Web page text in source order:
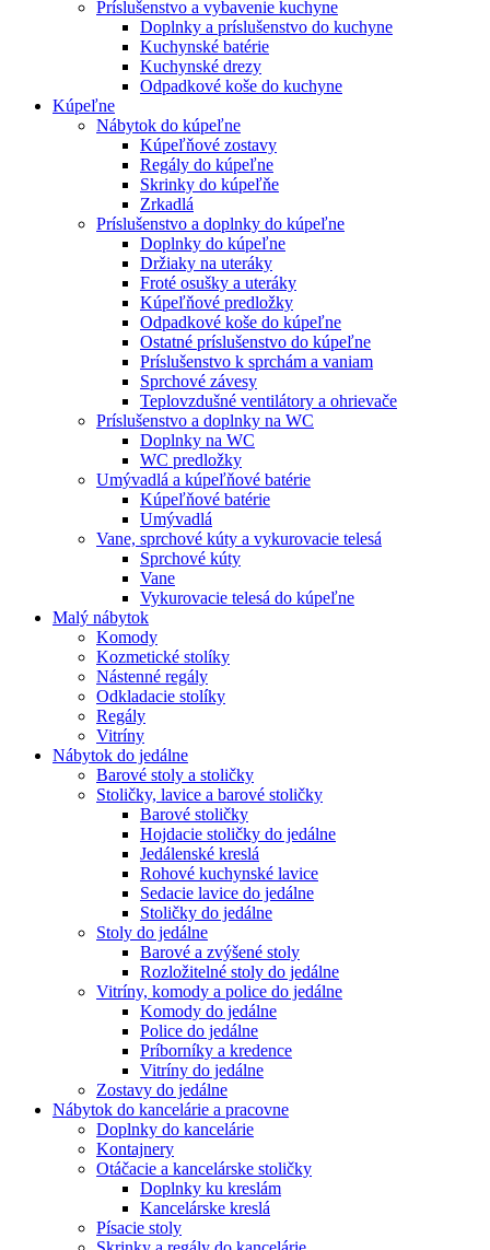
Príslušenstvo a vybavenie kuchyne
Doplnky a príslušenstvo do kuchyne
Kuchynské batérie
Kuchynské drezy
Odpadkové koše do kuchyne
Kúpeľne
Nábytok do kúpeľne
Kúpeľňové zostavy
Regály do kúpeľne
Skrinky do kúpeľňe
Zrkadlá
Príslušenstvo a doplnky do kúpeľne
Doplnky do kúpeľne
Držiaky na uteráky
Froté osušky a uteráky
Kúpeľňové predložky
Odpadkové koše do kúpeľne
Ostatné príslušenstvo do kúpeľne
Príslušenstvo k sprchám a vaniam
Sprchové závesy
Teplovzdušné ventilátory a ohrievače
Príslušenstvo a doplnky na WC
Doplnky na WC
WC predložky
Umývadlá a kúpeľňové batérie
Kúpeľňové batérie
Umývadlá
Vane, sprchové kúty a vykurovacie telesá
Sprchové kúty
Vane
Vykurovacie telesá do kúpeľne
Malý nábytok
Komody
Kozmetické stolíky
Nástenné regály
Odkladacie stolíky
Regály
Vitríny
Nábytok do jedálne
Barové stoly a stoličky
Stoličky, lavice a barové stoličky
Barové stoličky
Hojdacie stoličky do jedálne
Jedálenské kreslá
Rohové kuchynské lavice
Sedacie lavice do jedálne
Stoličky do jedálne
Stoly do jedálne
Barové a zvýšené stoly
Rozložitelné stoly do jedálne
Vitríny, komody a police do jedálne
Komody do jedálne
Police do jedálne
Príborníky a kredence
Vitríny do jedálne
Zostavy do jedálne
Nábytok do kancelárie a pracovne
Doplnky do kancelárie
Kontajnery
Otáčacie a kancelárske stoličky
Doplnky ku kreslám
Kancelárske kreslá
Písacie stoly